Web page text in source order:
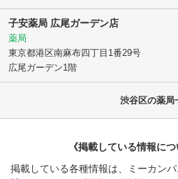
子安薬局 広尾ガーデン店
薬局
東京都港区南麻布四丁目1番29号
広尾ガーデン1階
渋谷区の薬局
《掲載している情報に
掲載している各種情報は、ミーカン